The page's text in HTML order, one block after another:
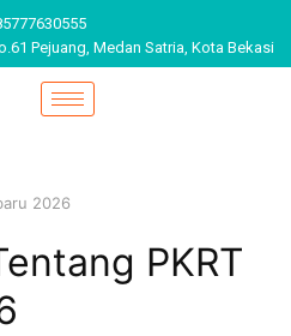
Pejuang, Medan Satria, Kota Bekasi
2026
PKRT